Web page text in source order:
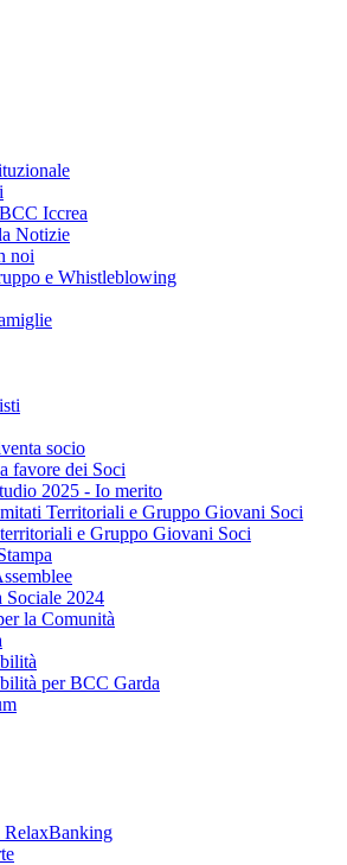
Iccrea
Notizie
noi
e Whistleblowing
socio
favore dei Soci
2025 - Io merito
Territoriali e Gruppo Giovani Soci
e Gruppo Giovani Soci
Sociale 2024
la Comunità
per BCC Garda
RelaxBanking